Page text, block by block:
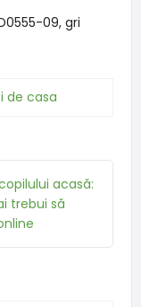
09, gri
de casa
acasă:
trebui să